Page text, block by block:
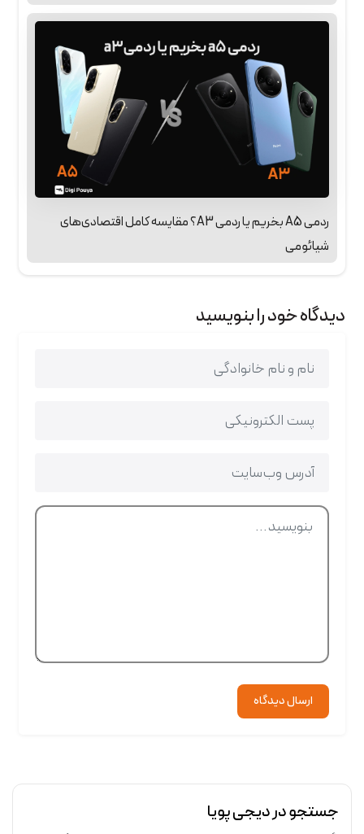
ردمی A5 بخریم یا ردمی A3؟ مقایسه کامل اقتصادی‌های
شیائومی
دیدگاه خود را بنویسید
ارسال دیدگاه
جستجو در دیجی پویا